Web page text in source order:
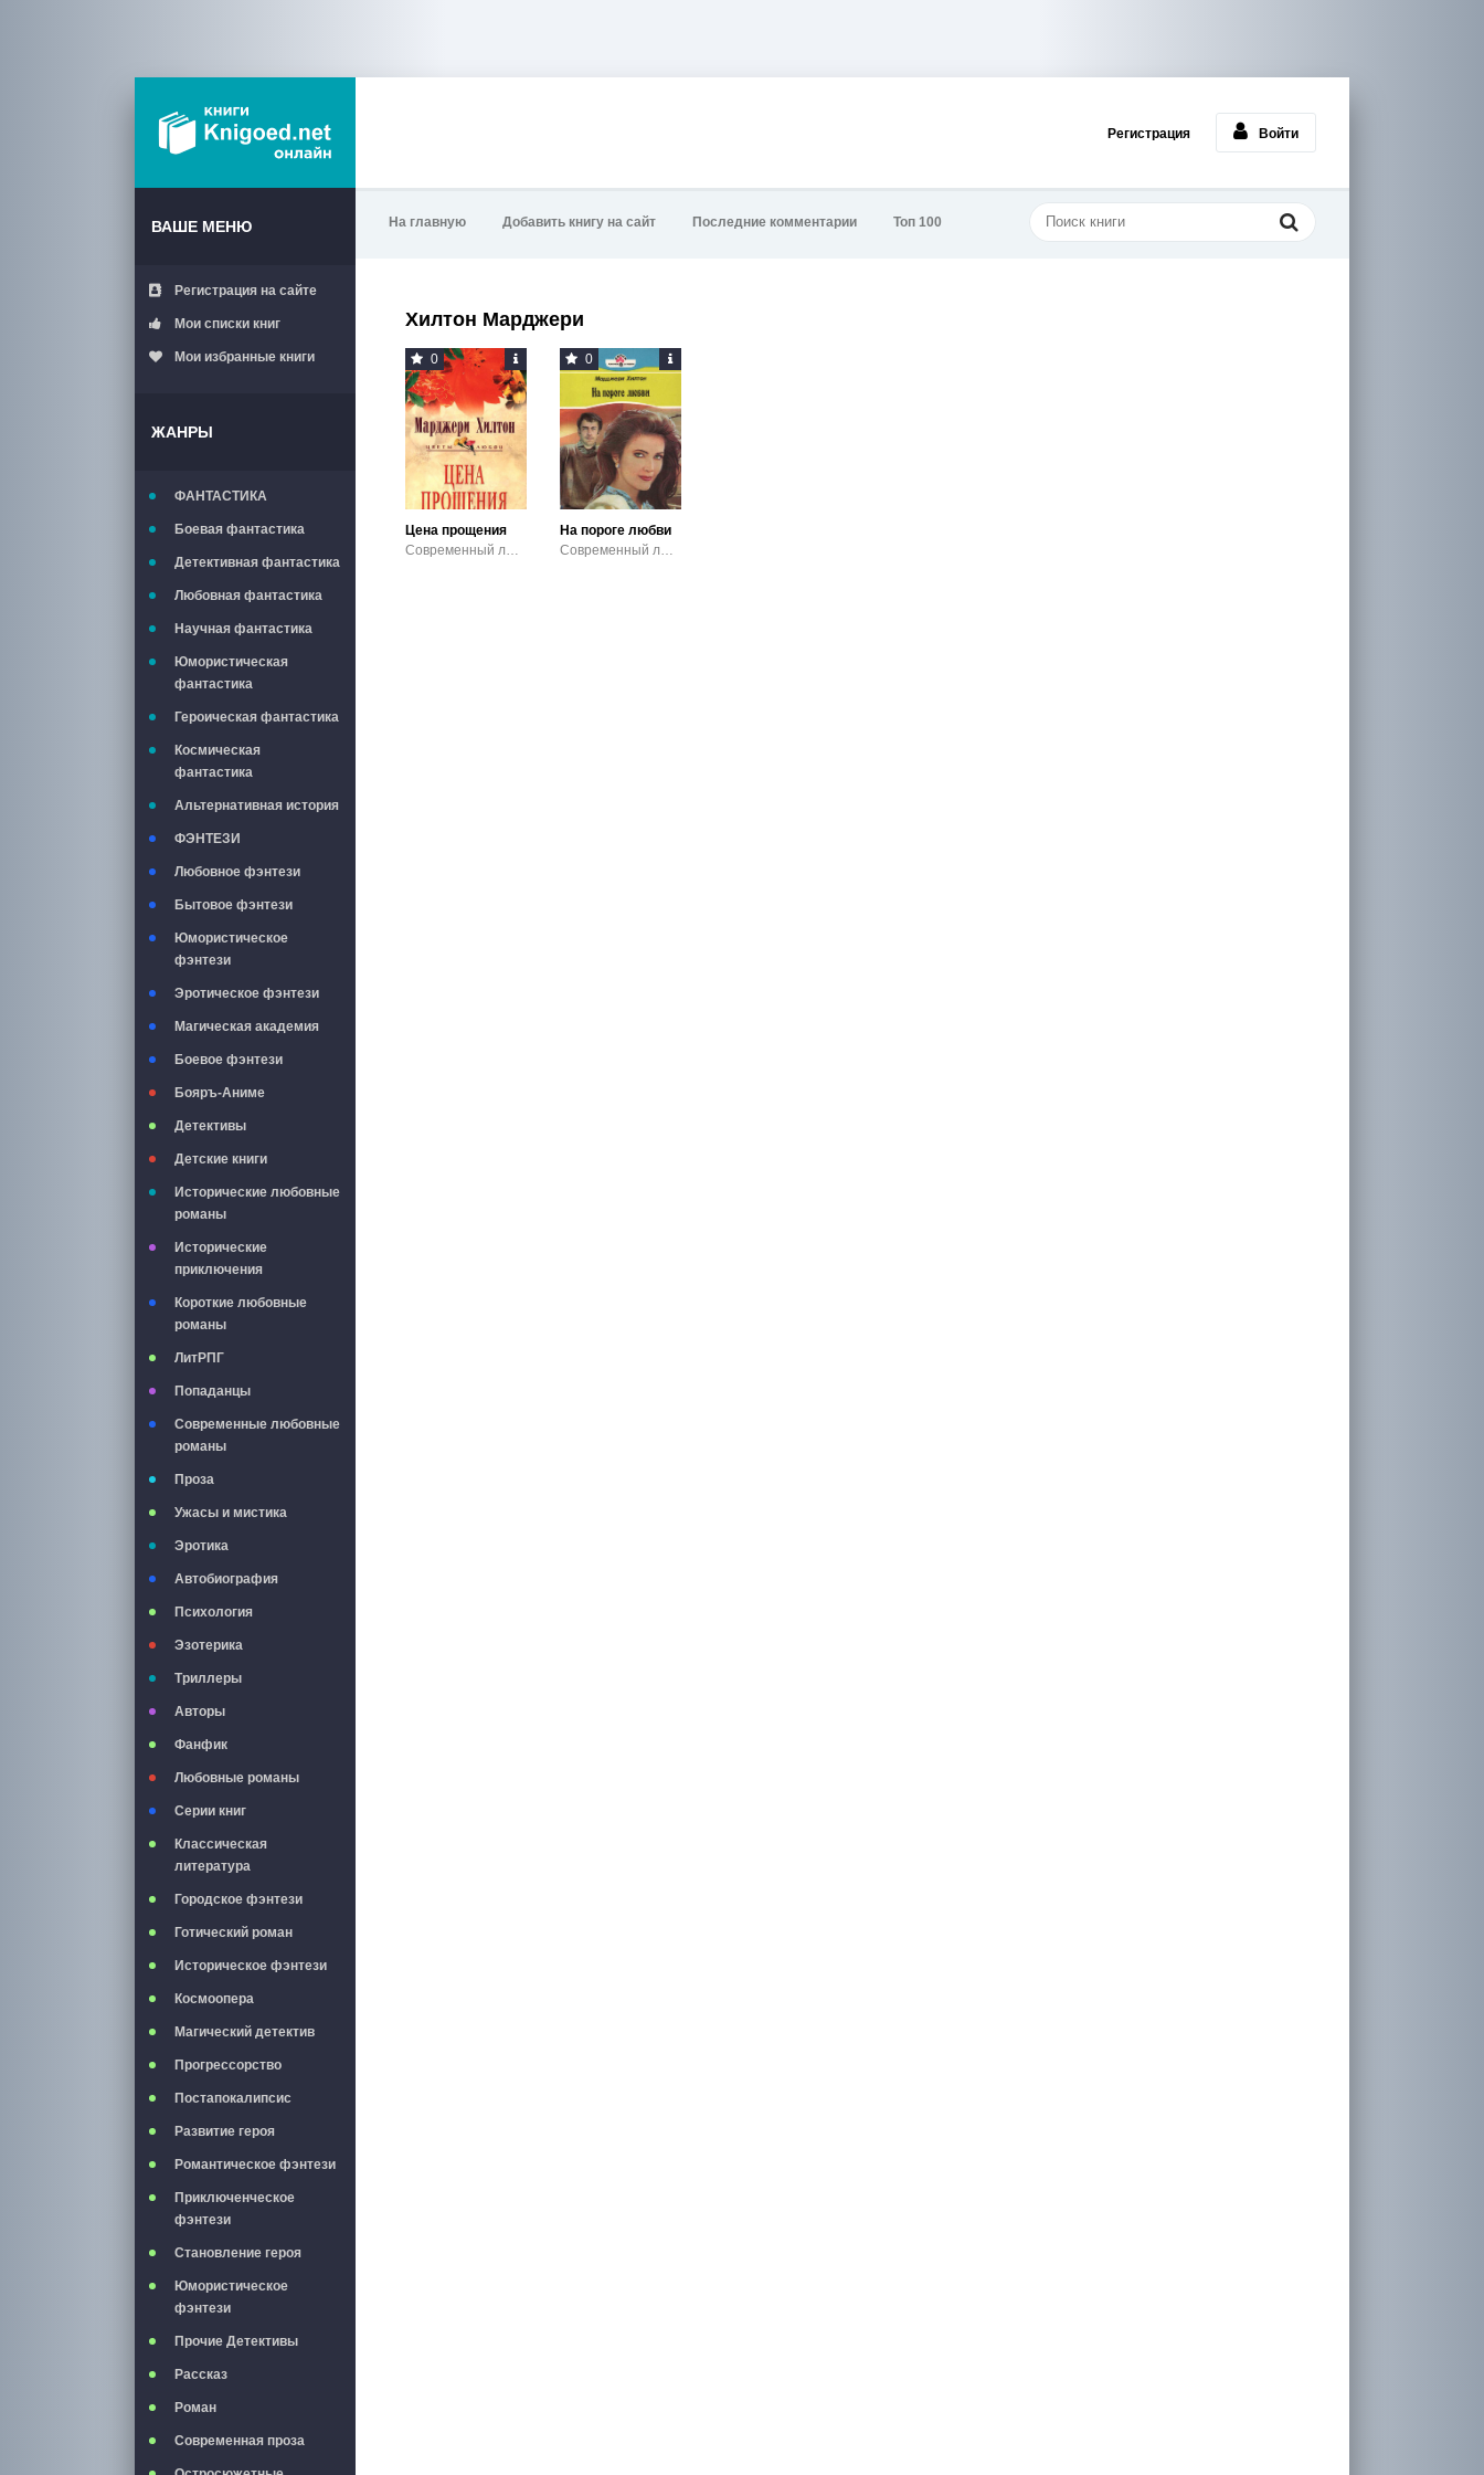
Регистрация Войти
ВАШЕ МЕНЮ
Регистрация на сайте
Мои списки книг
Мои избранные книги
ЖАНРЫ
ФАНТАСТИКА
Боевая фантастика
Детективная фантастика
Любовная фантастика
Научная фантастика
Юмористическая
фантастика
Героическая фантастика
Космическая
фантастика
Альтернативная история
ФЭНТЕЗИ
Любовное фэнтези
Бытовое фэнтези
Юмористическое
фэнтези
Эротическое фэнтези
Магическая академия
Боевое фэнтези
Бояръ-Аниме
Детективы
Детские книги
Исторические любовные
романы
Исторические
приключения
Короткие любовные
романы
ЛитРПГ
Попаданцы
Современные любовные
романы
Проза
Ужасы и мистика
Эротика
Автобиография
Психология
Эзотерика
Триллеры
Авторы
Фанфик
Любовные романы
Серии книг
Классическая
литература
Городское фэнтези
Готический роман
Историческое фэнтези
Космоопера
Магический детектив
Прогрессорство
Постапокалипсис
Развитие героя
Романтическое фэнтези
Приключенческое
фэнтези
Становление героя
Юмористическое
фэнтези
Прочие Детективы
Рассказ
Роман
Современная проза
На главную Добавить книгу на сайт Последние комментарии Топ 100
Хилтон Марджери
0
Цена прощения
Современный любовный роман
0
На пороге любви
Современный любовный роман